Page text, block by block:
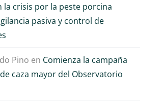
la crisis por la peste porcina
pasiva y control de
Pino en Comienza la campaña
caza mayor del Observatorio